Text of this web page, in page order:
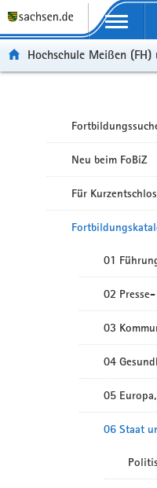
Portalübergreifende Navigation
Hochschule Meißen
Neu beim FoBiZ
Für
01
02
03
04
05
06 Staat